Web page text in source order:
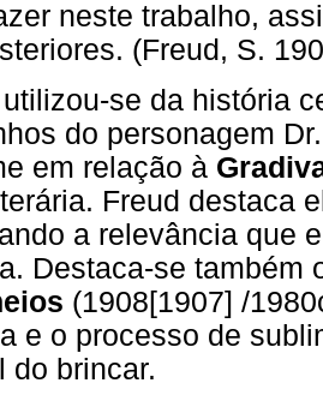
neste trabalho,
(Freud, S.
se da história
do personagem
em relação à
Freud destaca
a relevância que
Destaca-se também
(1908[1907] /
e o processo de
do brincar.